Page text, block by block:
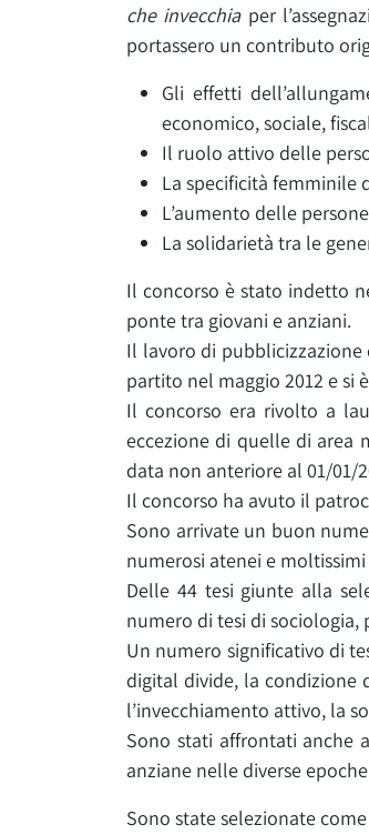
che invecchiaper
portassero un contributo
Gli effetti
economico, sociale,
Il ruolo attivo delle
La specificità femminile
L’aumento delle
La solidarietà tra le
Il concorso è stato indetto
ponte tra giovani e anziani.
Il lavoro di
partito nel maggio 2012 e si
Il concorso era rivolto a
eccezione di quelle di area
data non anteriore al 01/01/
Il concorso ha avuto il
Sono arrivate un buon
numerosi atenei e
Delle 44 tesi giunte alla
numero di tesi di sociologia,
Un numero significativo di
digital divide, la condizione
l’invecchiamento attivo, la
Sono stati affrontati anche
anziane nelle diverse
Sono state selezionate